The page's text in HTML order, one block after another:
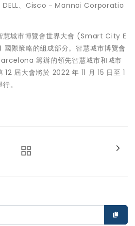
DELL、Cisco - Mannai Corporatio
慧城市博覽會世界大會 (Smart City E
際策略的組成部分。智慧城市博覽會
籌辦的領先智慧城市和城市
屆大會將於 2022 年 11 月 15 日至 1
。